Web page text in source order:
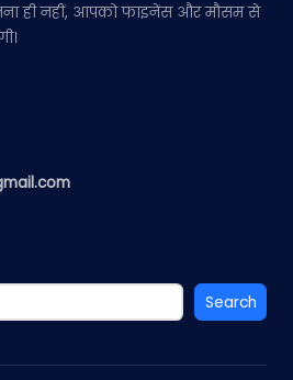
ही नहीं, आपको फाइनेंस और मौसम से
Search